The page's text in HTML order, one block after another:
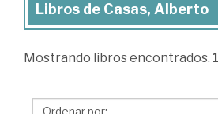
Libros
Casas,
Libros de Casas, Alberto
Mostrando libros encontrados. 1